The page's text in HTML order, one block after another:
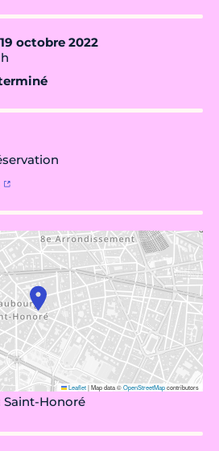
octobre 2022
Leaflet|Map data ©OpenStreetMapcontributors
Saint-Honoré